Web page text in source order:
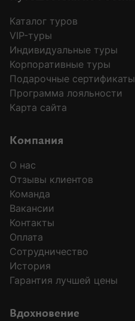
MODAL-ARRIVALS
Каталог туров
VIP-туры
Индивидуальные туры
Корпоративные туры
Подарочные сертификаты
Программа лояльности
Карта сайта
Компания
О нас
Отзывы клиентов
Команда
Вакансии
Контакты
Оплата
Сотрудничество
История
Гарантия лучшей цены
Вдохновение